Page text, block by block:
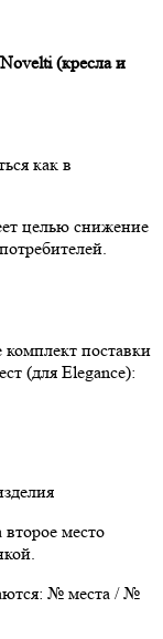
Novelti(кресла и
как в
целью снижение
поставки
(для Elegance):
место
№ места / №